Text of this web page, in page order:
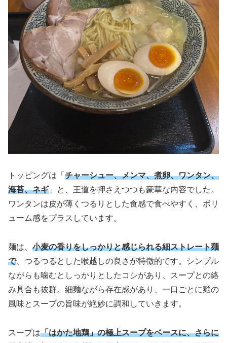
トッピングは「 チャーシュー、メンマ、煮卵、ワンタン、
海苔、ネギ」と、王道を押さえつつも豪華な内容でした。
ワンタンは皮が薄くつるりとした食感で食べやすく、ボリ
ューム感をプラスしています。
麺は、 小麦の香りをしっかりと感じられる細ストレート麺
で、つるつるとした喉越しの良さが特徴的です。シンプル
ながらも噛むとしっかりとしたコシがあり、スープとの絡
み具合も抜群。細麺ながら存在感があり、一口ごとに麺の
風味とスープの旨味が絶妙に調和していきます。
スープは「はかた地鶏」の極上スープをベースに、さらに